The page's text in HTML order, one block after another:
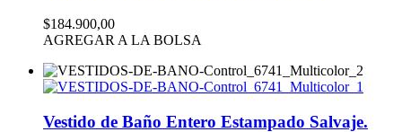
$184.900,00
AGREGAR A LA BOLSA
Vestido de Baño Entero Estampado Salvaje.